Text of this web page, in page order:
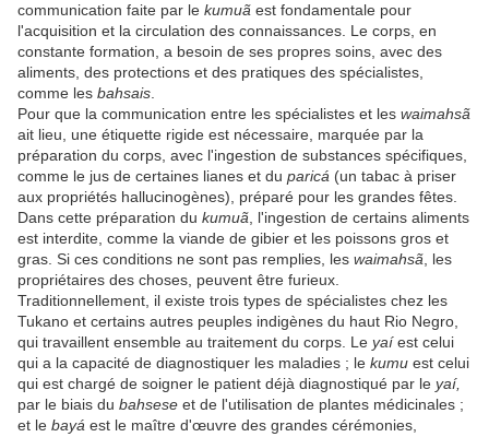
communication faite par le kumuã est fondamentale pour
l'acquisition et la circulation des connaissances. Le corps, en
constante formation, a besoin de ses propres soins, avec des
aliments, des protections et des pratiques des spécialistes,
comme les bahsais
Pour que la communication entre les spécialistes et les waimahsã
ait lieu, une étiquette rigide est nécessaire, marquée par la
préparation du corps, avec l'ingestion de substances spécifiques,
comme le jus de certaines lianes et du paricá (un tabac à priser
aux propriétés hallucinogènes), préparé pour les grandes fêtes.
Dans cette préparation du kumuã , l'ingestion de certains aliments
est interdite, comme la viande de gibier et les poissons gros et
gras. Si ces conditions ne sont pas remplies, les waimahsã , les
propriétaires des choses, peuvent être furieux.
Traditionnellement, il existe trois types de spécialistes chez les
Tukano et certains autres peuples indigènes du haut Rio Negro,
qui travaillent ensemble au traitement du corps. Le yaíest celui
qui a la capacité de diagnostiquer les maladies ; le kumu est celui
qui est chargé de soigner le patient déjà diagnostiqué par le yaí,
par le biais du bahsese et de l'utilisation de plantes médicinales ;
et le bayá est le maître d'œuvre des grandes cérémonies,